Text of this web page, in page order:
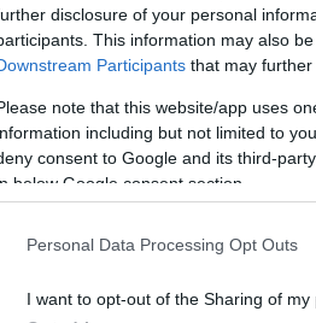
disclosure of your personal
This information may also
Participants that may further
note that this website/app uses
including but not limited to
consent to Google and its third-
below Google consent section.
Personal Data Processing Opt Outs
I want to opt-out of the Sharing of my
Y RESTAURANTES DE
definitiva